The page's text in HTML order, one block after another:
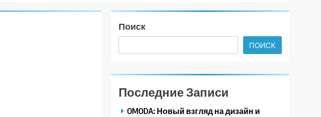
Поиск
ПОИСК
Последние Записи
OMODA: Новый взгляд на дизайн и